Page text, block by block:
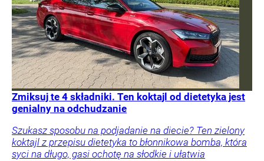
Zmiksuj te 4 składniki. Ten koktajl od dietetyka jest
genialny na odchudzanie
Szukasz sposobu na podjadanie na diecie? Ten zielony
koktajl z przepisu dietetyka to błonnikowa bomba, która
syci na długo, gasi ochotę na słodkie i ułatwia